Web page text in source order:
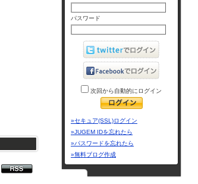
パスワード
次回から自動的にログイン
»セキュア(SSL)ログイン
»JUGEM IDを忘れたら
»パスワードを忘れたら
»無料ブログ作成